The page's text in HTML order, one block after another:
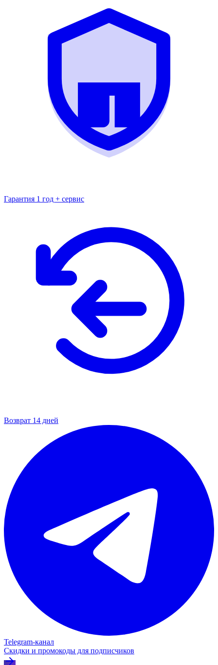
Гарантия 1 год + сервис
Возврат 14 дней
Telegram‑канал
Скидки и промокоды для подписчиков